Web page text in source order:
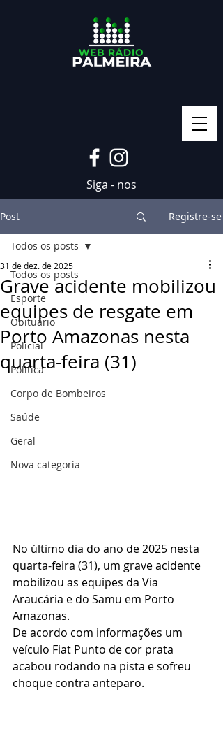
Siga - nos
Post Registre-se
Todos os posts
Esporte
Obituário
Policial
Politica
Corpo de Bombeiros
Saúde
Geral
Nova categoria
Todos os posts
Grave acidente mobilizou
equipes de resgate em
Porto Amazonas nesta
quarta-feira (31)
31 de dez. de 2025
No último dia do ano de 2025 nesta
quarta-feira (31), um grave acidente
mobilizou as equipes da Via
Araucária e do Samu em Porto
Amazonas.
De acordo com informações um
veículo Fiat Punto de cor prata
acabou rodando na pista e sofreu
choque contra anteparo.